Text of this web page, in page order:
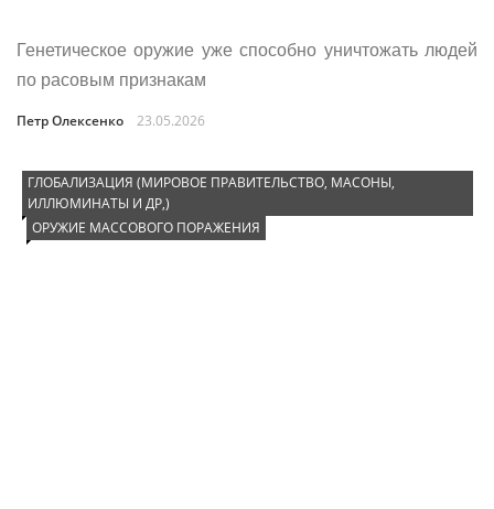
Генетическое оружие уже способно уничтожать людей
по расовым признакам
Петр Олексенко 23.05.2026
ГЛОБАЛИЗАЦИЯ (МИРОВОЕ ПРАВИТЕЛЬСТВО, МАСОНЫ,
ИЛЛЮМИНАТЫ И ДР,)
ОРУЖИЕ МАССОВОГО ПОРАЖЕНИЯ